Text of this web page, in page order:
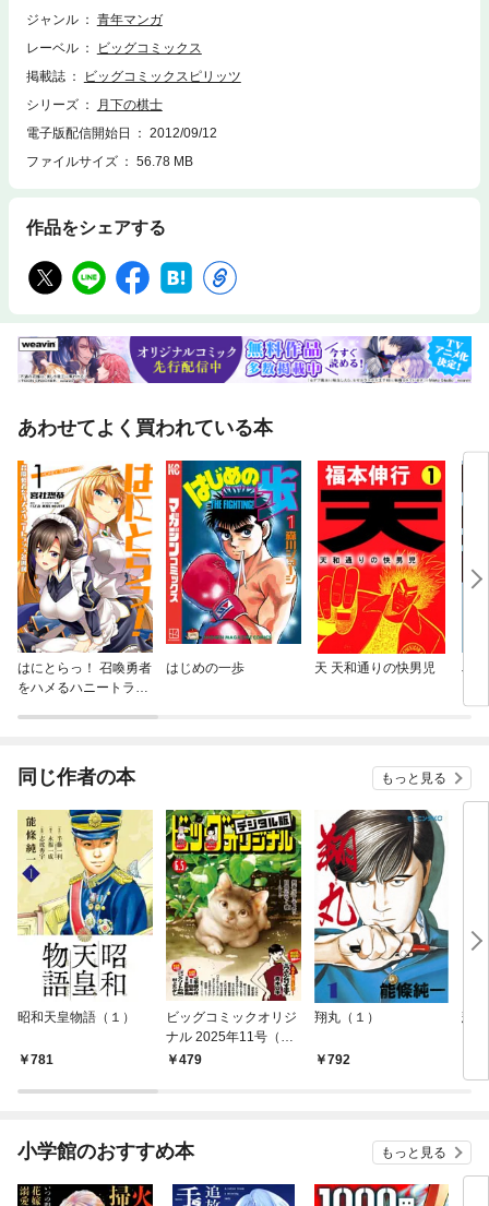
ジャンル
青年マンガ
レーベル
ビッグコミックス
掲載誌
ビッグコミックスピリッツ
シリーズ
月下の棋士
電子版配信開始日
2012/09/12
ファイルサイズ
56.78 MB
作品をシェアする
あわせてよく買われている本
はにとらっ！ 召喚勇者
をハメるハニートラッ
はじめの一歩 天 天和通りの快男児
同じ作者の本 もっと見る
昭和天皇物語（１）
781
ビッグコミックオリジ
ナル 2025年11号（20
25年5月20日発売)
479
翔丸（１）
792
悲
小学館のおすすめ本 もっと見る